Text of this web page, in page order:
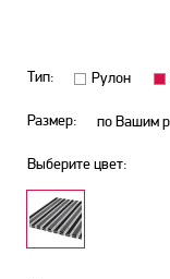
Тип: Рулон
Размер: по Вашим
Выберите цвет: